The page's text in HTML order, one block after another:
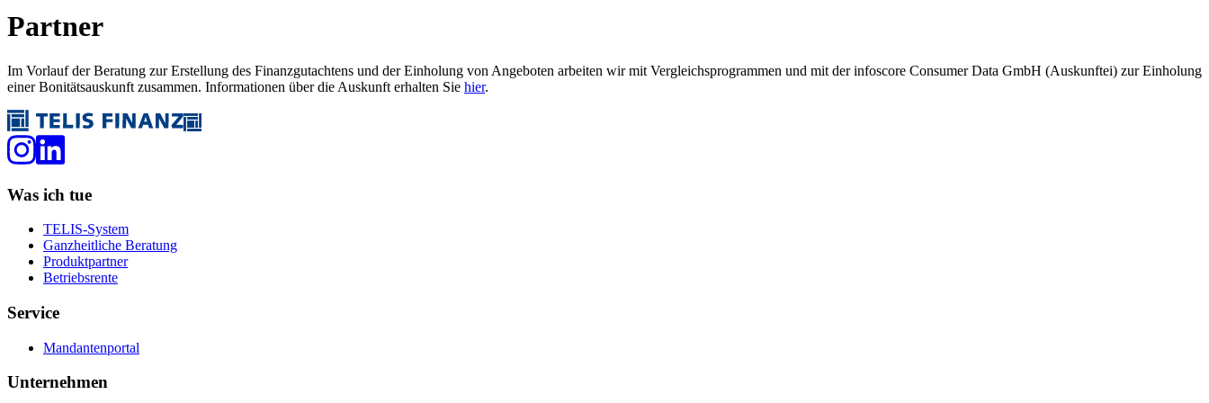
Partner
Im Vorlauf der Beratung zur Erstellung des Finanzgutachtens und der Einholung von Angeboten arbeiten wir mit Vergleichsprogrammen und mit der infoscore Consumer Data GmbH (Auskunftei) zur Einholung
einer Bonitätsauskunft zusammen. Informationen über die Auskunft erhalten Sie hier.
Was ich tue
TELIS-System
Ganzheitliche Beratung
Produktpartner
Betriebsrente
Service
Mandantenportal
Unternehmen